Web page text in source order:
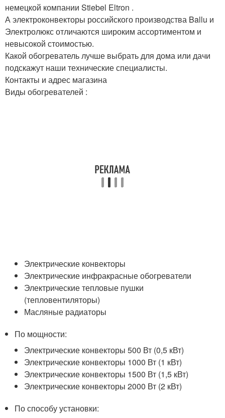
немецкой компании Stiebel Eltron .
А электроконвекторы российского производства Ballu и
Электролюкс отличаются широким ассортиментом и
невысокой стоимостью.
Какой обогреватель лучше выбрать для дома или дачи
подскажут наши технические специалисты.
Контакты и адрес магазина
Виды обогревателей :
Электрические конвекторы
Электрические инфракрасные обогреватели
Электрические тепловые пушки
(тепловентиляторы)
Масляные радиаторы
По мощности:
Электрические конвекторы 500 Вт (0,5 кВт)
Электрические конвекторы 1000 Вт (1 кВт)
Электрические конвекторы 1500 Вт (1,5 кВт)
Электрические конвекторы 2000 Вт (2 кВт)
По способу установки: